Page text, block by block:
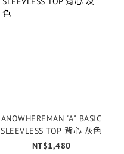
ANOWHEREMAN "A" BASIC
SLEEVLESS TOP 背心 灰色
NT$1,480